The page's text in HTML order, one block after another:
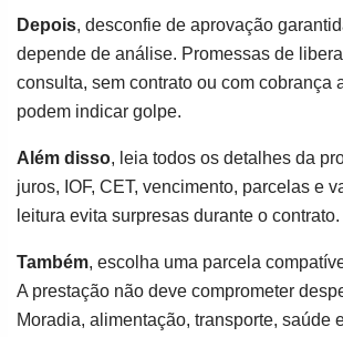
Depois, desconfie de aprovação
depende de análise. Promessas de
consulta, sem contrato ou com cobrança
podem indicar golpe.
Além disso, leia todos os detalhes da
juros, IOF, CET, vencimento, parcelas e
leitura evita surpresas durante o contrato.
Também, escolha uma parcela
A prestação não deve comprometer
Moradia, alimentação, transporte, saúde